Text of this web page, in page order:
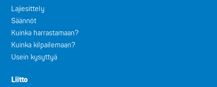
Lajiesittely
Säännöt
Kuinka harrastamaan?
Kuinka kilpailemaan?
Usein kysyttyä
Liitto